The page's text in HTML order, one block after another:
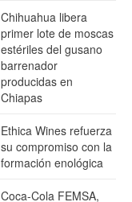
Chihuahua libera
primer lote de moscas
estériles del gusano
barrenador
producidas en
Chiapas
Ethica Wines refuerza
su compromiso con la
formación enológica
Coca-Cola FEMSA,